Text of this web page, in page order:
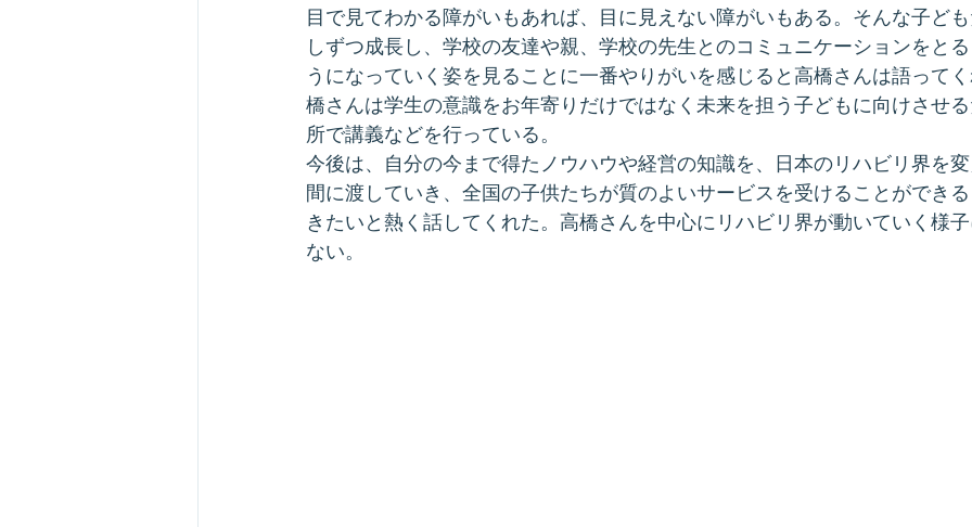
目で見てわかる障がいもあれば、目に見えない障がいもある。そんな子ど
しずつ成長し、学校の友達や親、学校の先生とのコミュニケーションをと
うになっていく姿を見ることに一番やりがいを感じると高橋さんは語って
橋さんは学生の意識をお年寄りだけではなく未来を担う子どもに向けさせ
所で講義などを行っている。
今後は、自分の今まで得たノウハウや経営の知識を、日本のリハビリ界を
間に渡していき、全国の子供たちが質のよいサービスを受けることができ
きたいと熱く話してくれた。高橋さんを中心にリハビリ界が動いていく様
ない。